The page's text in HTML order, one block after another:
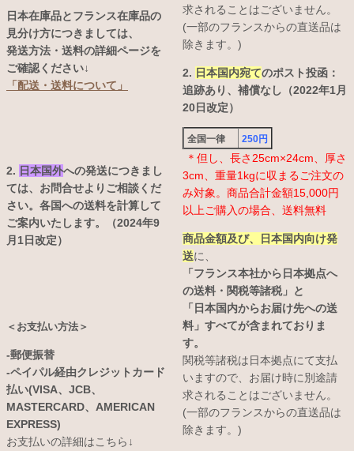
日本在庫品とフランス在庫品の
見分け方につきましては、
発送方法・送料の詳細ページを
ご確認ください↓
「配送・送料について」
2. 日本国外への発送につきまし
ては、お問合せよりご相談くだ
さい。各国への送料を計算して
ご案内いたします。（2024年9
月1日改定）
＜お支払い方法＞
-郵便振替
-ペイパル経由クレジットカード
払い(VISA、JCB、
MASTERCARD、AMERICAN
EXPRESS)
お支払いの詳細はこちら↓
求されることはございません。
(一部のフランスからの直送品は
除きます。)
2. 日本国内宛てのポスト投函：
追跡あり、補償なし（2022年1月
20日改定）
全国一律 250円
＊但し、長さ25cm×24cm、厚さ
3cm、重量1kgに収まるご注文の
み対象。商品合計金額15,000円
以上ご購入の場合、送料無料
商品金額及び、日本国内向け発
送に、
「フランス本社から日本拠点へ
の送料・関税等諸税」と
「日本国内からお届け先への送
料」すべてが含まれておりま
す。
関税等諸税は日本拠点にて支払
いますので、お届け時に別途請
求されることはございません。
(一部のフランスからの直送品は
除きます。)